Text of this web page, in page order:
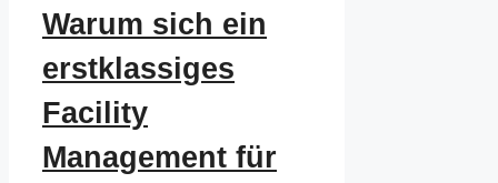
Warum sich ein
erstklassiges
Facility
Management für